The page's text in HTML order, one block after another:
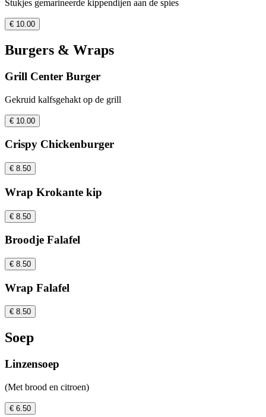
Stukjes gemarineerde kippendijen aan de spies
€ 10.00
Burgers & Wraps
Grill Center Burger
Gekruid kalfsgehakt op de grill
€ 10.00
Crispy Chickenburger
€ 8.50
Wrap Krokante kip
€ 8.50
Broodje Falafel
€ 8.50
Wrap Falafel
€ 8.50
Soep
Linzensoep
(Met brood en citroen)
€ 6.50